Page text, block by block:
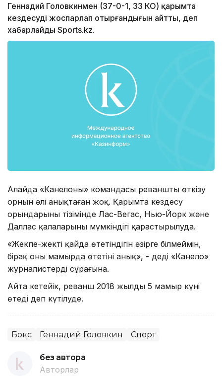
Геннадий Головкинмен (37-0-1, 33 КО) қарымта
кездесуді жоспарлап отырғандығын айтты, деп
хабарлайды Sports.kz.
Алайда «Канелоның» командасы реваншты өткізу
орнын әлі анықтаған жоқ. Қарымта кездесу
орындарының тізімінде Лас-Вегас, Нью-Йорк және
Даллас қалаларының мүмкіндігі қарастырылуда.
«Жекпе-жектің қайда өтетіндігін әзірге білмеймін,
бірақ оның мамырда өтетіні анық», - деді «Канело»
журналистердің сұрағына.
Айта кетейік, реванш 2018 жылдың 5 мамыр күні
өтеді деп күтілуде.
Бокс Геннадий Головкин Спорт
без автора
Авторлар